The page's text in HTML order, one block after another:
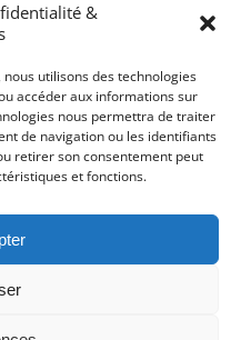
&
utilisons des technologies
accéder aux informations sur
nous permettra de traiter
de navigation ou les identifiants
retirer son consentement peut
et fonctions.
du modèle